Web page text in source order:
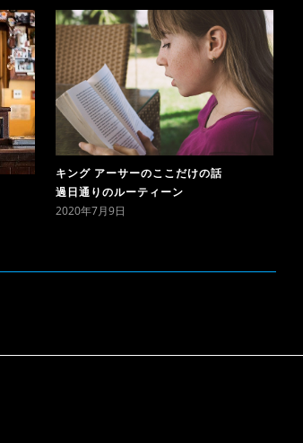
キング アーサーのここだけの話
過日通りのルーティーン
2020年7月9日